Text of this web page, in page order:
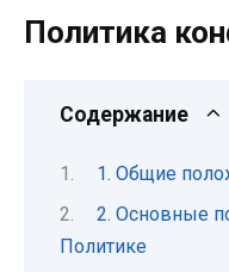
Политика
Содержание
1. Общие
2. Основные
Политике